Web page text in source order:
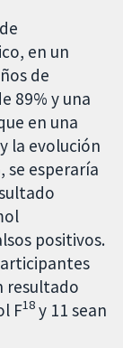
en un
de
89% y una
en una
la evolución
se esperaría
positivos.
resultado
F18 y 11 sean